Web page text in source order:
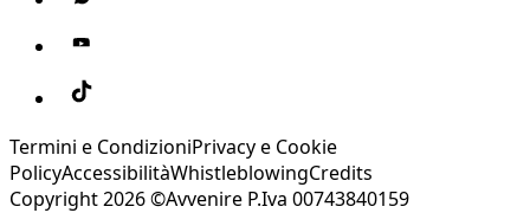
Termini e CondizioniPrivacy e Cookie
PolicyAccessibilitàWhistleblowingCredits
Copyright 2026 ©Avvenire P.Iva 00743840159